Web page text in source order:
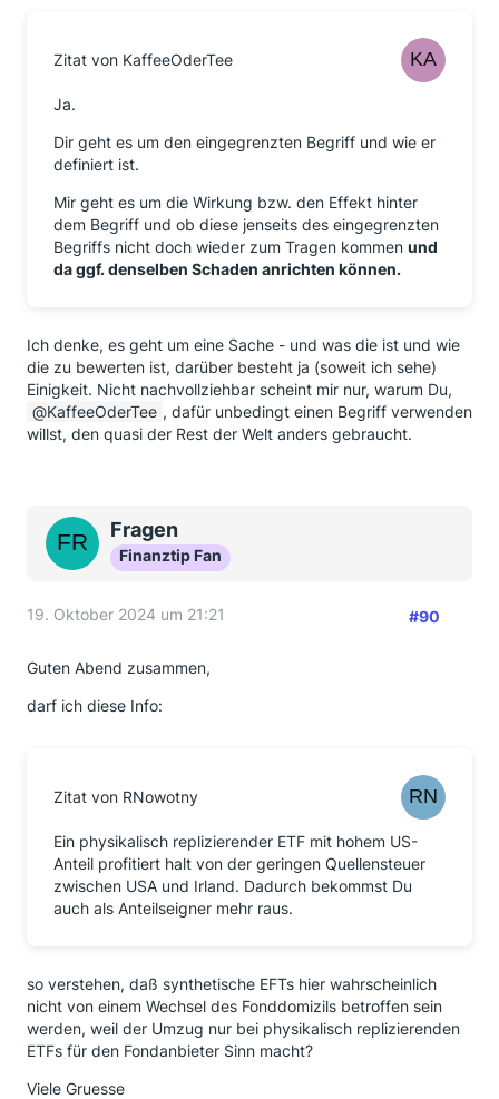
Zitat von KaffeeOderTee
Ja.
Dir geht es um den eingegrenzten Begriff und wie er
definiert ist.
Mir geht es um die Wirkung bzw. den Effekt hinter
dem Begriff und ob diese jenseits des eingegrenzten
Begriffs nicht doch wieder zum Tragen kommen und
da ggf. denselben Schaden anrichten können.
Ich denke, es geht um eine Sache - und was die ist und wie
die zu bewerten ist, darüber besteht ja (soweit ich sehe)
Einigkeit. Nicht nachvollziehbar scheint mir nur, warum Du,
KaffeeOderTee , dafür unbedingt einen Begriff verwenden
willst, den quasi der Rest der Welt anders gebraucht.
Fragen
Finanztip Fan
19. Oktober 2024 um 21:21 #90
Guten Abend zusammen,
darf ich diese Info:
Zitat von RNowotny
Ein physikalisch replizierender ETF mit hohem US-
Anteil profitiert halt von der geringen Quellensteuer
zwischen USA und Irland. Dadurch bekommst Du
auch als Anteilseigner mehr raus.
so verstehen, daß synthetische EFTs hier wahrscheinlich
nicht von einem Wechsel des Fonddomizils betroffen sein
werden, weil der Umzug nur bei physikalisch replizierenden
ETFs für den Fondanbieter Sinn macht?
Viele Gruesse